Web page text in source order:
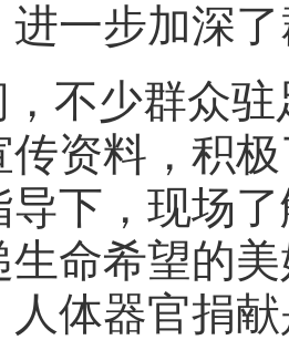
进一步加深
不少群众
传资料，积
导下，现场
生命希望的
人体器官捐